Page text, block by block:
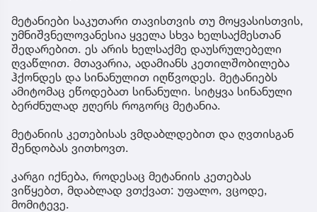
მეტანიები საკუთარი თავისთვის თუ მოყვასისთვის,
უმნიშვნელოვანესია ყველა სხვა ხელსაქმესთან
შედარებით. ეს არის ხელსაქმე დაუსრულებელი
ღვაწლით. მთავარია, ადამიანს კეთილშობილება
ჰქონდეს და სინანულით იღწვოდეს. მეტანიებს
ამიტომაც ეწოდებათ სინანული. სიტყვა სინანული
ბერძნულად ჟღერს როგორც მეტანია.
მეტანიის კეთებისას ვმდაბლდებით და ღვთისგან
შენდობას ვითხოვთ.
კარგი იქნება, როდესაც მეტანიის კეთებას
ვიწყებთ, მდაბლად ვთქვათ: უფალო, ვცოდე,
მომიტევე.